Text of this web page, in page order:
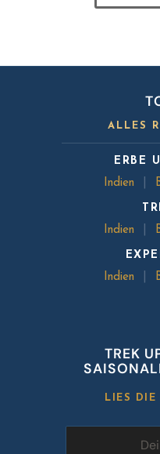
ALLES
ERBE
Indien
Indien
Indien
TREK
LIES DIE